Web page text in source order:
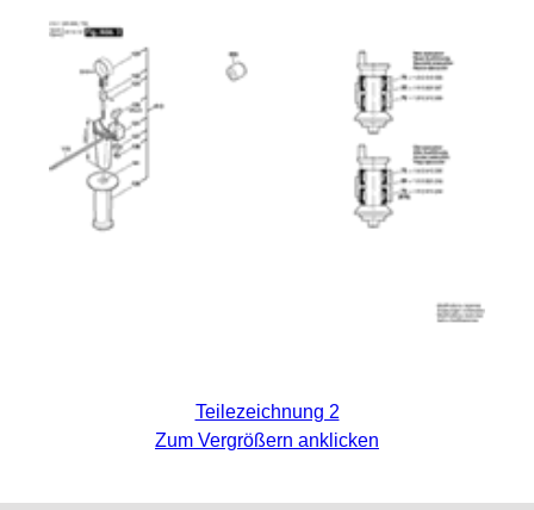
Teilezeichnung 2
Zum Vergrößern anklicken